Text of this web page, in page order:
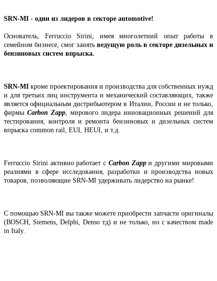
SRN-MI - один из лидеров в секторе automotive!
Основатель, Ferruccio Sirini, имея многолетний опыт работы в
семейном бизнесе, смог занять ведущую роль в секторе дизельных и
бензиновых систем впрыска.
SRN-MI кроме проектирования и производства для собственных нужд
и для третьих лиц инструмента и механический составляющих, также
является официальным дистрибьютером в Италии, России и не только,
фирмы Carbon Zapp, мирового лидера инновационных решений для
тестирования, контроля и ремонта бензиновых и дизельных систем
впрыска common rail, EUI, HEUI, и т.д.
Ferruccio Sirini активно работает с Carbon Zappи другими мировыми
реалиями в сфере исследования, разработки и производства новых
товаров, позволяющие SRN-MI удерживать лидерство на рынке!
С помощью SRN-MI вы также можете приобрести запчасти оригиналы
(BOSCH, Siemens, Delphi, Denso тд) и не только, но с качеством made
in Italy.